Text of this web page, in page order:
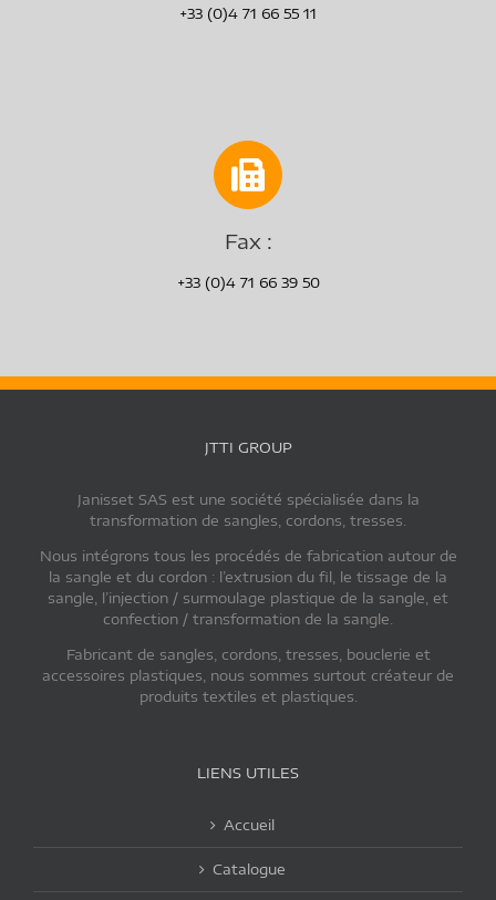
+33 (0)4 71 66 55 11
Fax :
+33 (0)4 71 66 39 50
JTTI GROUP
Janisset SAS est une société spécialisée dans la
transformation de sangles, cordons, tresses.
Nous intégrons tous les procédés de fabrication autour de
la sangle et du cordon : l’extrusion du fil, le tissage de la
sangle, l’injection / surmoulage plastique de la sangle, et
confection / transformation de la sangle.
Fabricant de sangles, cordons, tresses, bouclerie et
accessoires plastiques, nous sommes surtout créateur de
produits textiles et plastiques.
LIENS UTILES
Accueil
Catalogue